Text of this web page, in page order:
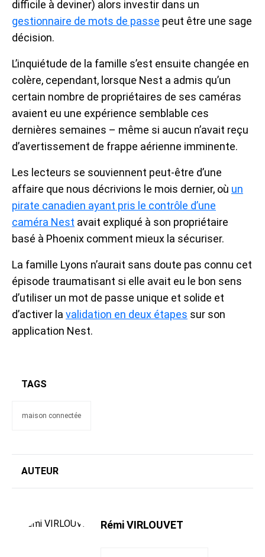
difficile à deviner) alors investir dans un
gestionnaire de mots de passe peut être une sage
décision.
L’inquiétude de la famille s’est ensuite changée en
colère, cependant, lorsque Nest a admis qu’un
certain nombre de propriétaires de ses caméras
avaient eu une expérience semblable ces
dernières semaines – même si aucun n’avait reçu
d’avertissement de frappe aérienne imminente.
Les lecteurs se souviennent peut-être d’une
affaire que nous décrivions le mois dernier, où un
pirate canadien ayant pris le contrôle d’une
caméra Nest avait expliqué à son propriétaire
basé à Phoenix comment mieux la sécuriser.
La famille Lyons n’aurait sans doute pas connu cet
épisode traumatisant si elle avait eu le bon sens
d’utiliser un mot de passe unique et solide et
d’activer la validation en deux étapes sur son
application Nest.
TAGS
maison connectée
AUTEUR
Rémi VIRLOUVET